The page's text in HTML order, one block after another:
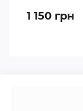
1 150 грн